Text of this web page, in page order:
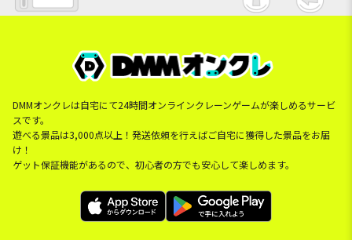
DMMオンクレは自宅にて24時間オンラインクレーンゲームが楽しめるサービ
スです。
遊べる景品は3,000点以上！発送依頼を行えばご自宅に獲得した景品をお届
け！
ゲット保証機能があるので、初心者の方でも安心して楽しめます。